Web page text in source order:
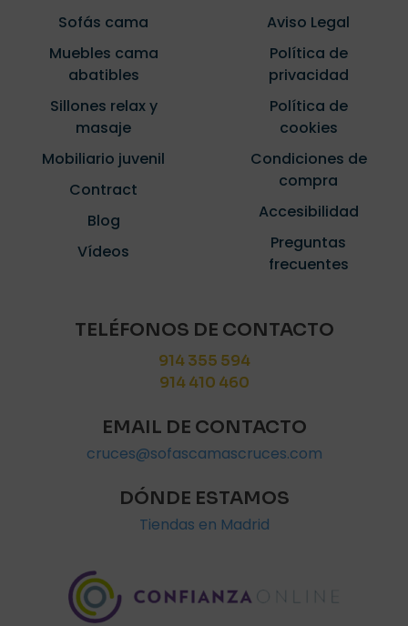
Sofás cama
Muebles cama
abatibles
Sillones relax y
masaje
Mobiliario juvenil
Contract
Blog
Vídeos
Aviso Legal
Política de
privacidad
Política de
cookies
Condiciones de
compra
Accesibilidad
Preguntas
frecuentes
TELÉFONOS DE CONTACTO
914 355 594
914 410 460
EMAIL DE CONTACTO
cruces@sofascamascruces.com
DÓNDE ESTAMOS
Tiendas en Madrid